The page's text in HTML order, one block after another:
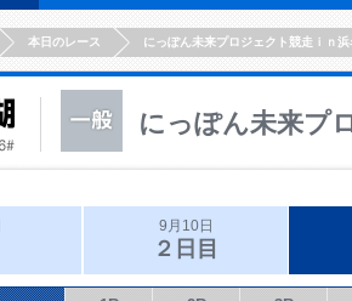
本日のレース にっぽん未来プロジェクト競走ｉｎ浜
にっぽん未来プ
9月10日
２日目